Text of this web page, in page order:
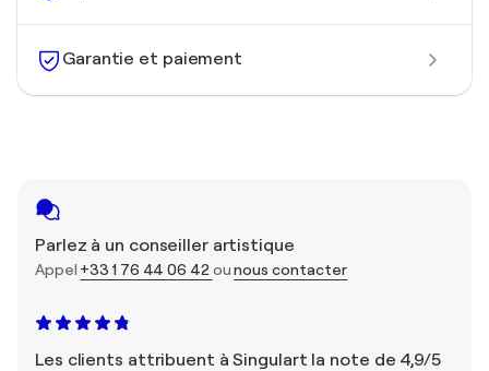
Garantie et paiement
Parlez à un conseiller artistique
Appel +33 1 76 44 06 42 ounous contacter
Les clients attribuent à Singulart la note de 4,9/5